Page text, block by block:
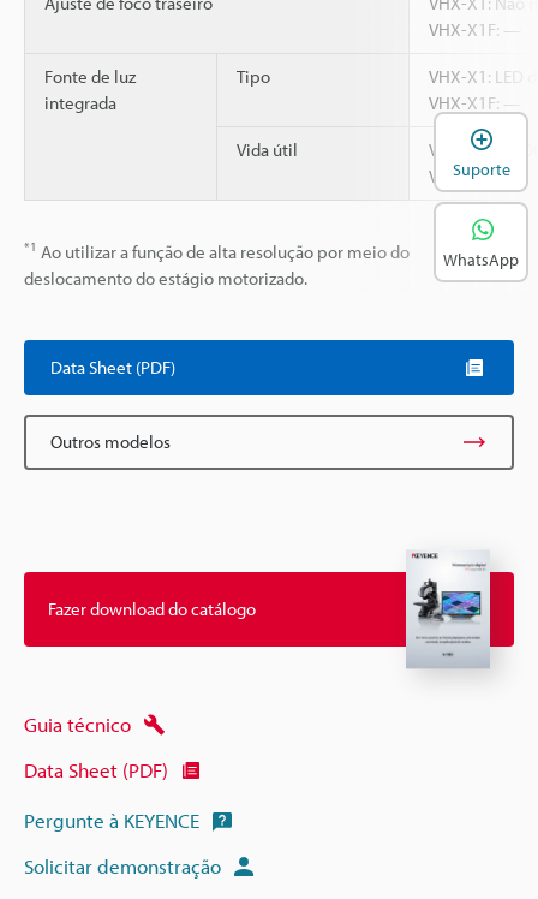
VHX-X1F: —
Fonte de luz
integrada
Tipo
VHX-X1: LED
VHX-X1F: —
Vida útil
VHX-X1:
VHX-X1F: —
*1 Ao utilizar a função de alta resolução por meio do
deslocamento do estágio motorizado.
Data Sheet (PDF)
Outros modelos
Fazer download do catálogo
Guia técnico
Data Sheet (PDF)
Pergunte à KEYENCE
Solicitar demonstração
Suporte
WhatsApp